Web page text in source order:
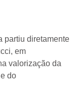
partiu diretamente
em
valorização da
do